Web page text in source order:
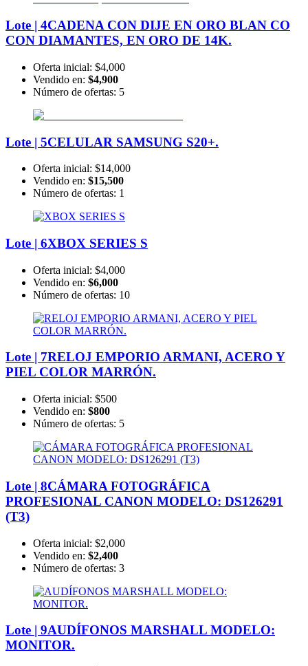
Lote | 4CADENA CON DIJE EN ORO BLAN CO
CON DIAMANTES, EN ORO DE 14K.
Oferta inicial: $4,000
Vendido en: $4,900
Número de ofertas: 5
Lote | 5CELULAR SAMSUNG S20+.
Oferta inicial: $14,000
Vendido en: $15,500
Número de ofertas: 1
Lote | 6XBOX SERIES S
Oferta inicial: $4,000
Vendido en: $6,000
Número de ofertas: 10
Lote | 7RELOJ EMPORIO ARMANI, ACERO Y
PIEL COLOR MARRÓN.
Oferta inicial: $500
Vendido en: $800
Número de ofertas: 5
Lote | 8CÁMARA FOTOGRÁFICA
PROFESIONAL CANON MODELO: DS126291
(T3)
Oferta inicial: $2,000
Vendido en: $2,400
Número de ofertas: 3
Lote | 9AUDÍFONOS MARSHALL MODELO:
MONITOR.